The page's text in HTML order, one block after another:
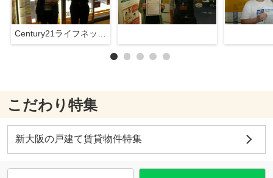
Century21ライフネット新大阪店
こだわり特集
新大阪の戸建て賃貸物件特集